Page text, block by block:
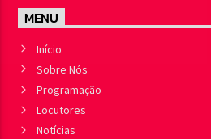
MENU
Início
Sobre Nós
Programação
Locutores
Notícias